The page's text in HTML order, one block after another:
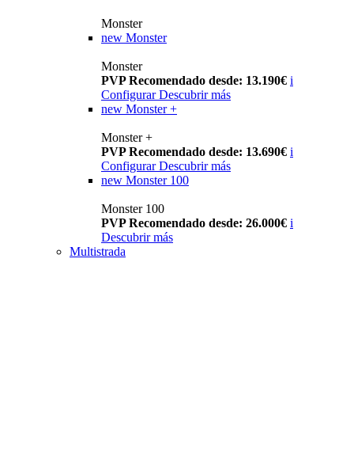
Monster
new Monster
Monster
PVP Recomendado desde: 13.190€ i
Configurar Descubrir más
new Monster +
Monster +
PVP Recomendado desde: 13.690€ i
Configurar Descubrir más
new Monster 100
Monster 100
PVP Recomendado desde: 26.000€ i
Descubrir más
Multistrada